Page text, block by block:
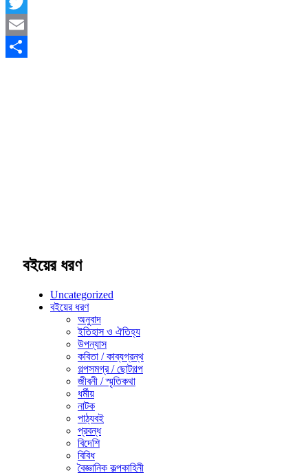
Facebook
Twitter
Email
বইয়ের ধরণ
Uncategorized
বইয়ের ধরণ
অনুবাদ
ইতিহাস ও ঐতিহ্য
উপন্যাস
কবিতা / কাব্যগ্রন্থ
গল্পসমগ্র / ছোটগল্প
জীবনী / স্মৃতিকথা
ধর্মীয়
নাটক
পাঠ্যবই
প্রবন্ধ
বিদেশি
বিবিধ
বৈজ্ঞানিক কল্পকাহিনী